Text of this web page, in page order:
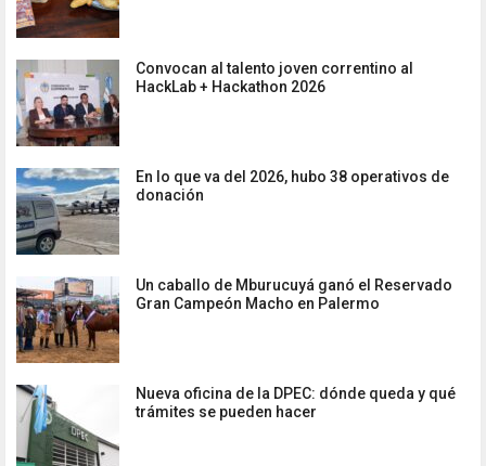
Convocan al talento joven correntino al
HackLab + Hackathon 2026
En lo que va del 2026, hubo 38 operativos de
donación
Un caballo de Mburucuyá ganó el Reservado
Gran Campeón Macho en Palermo
Nueva oficina de la DPEC: dónde queda y qué
trámites se pueden hacer